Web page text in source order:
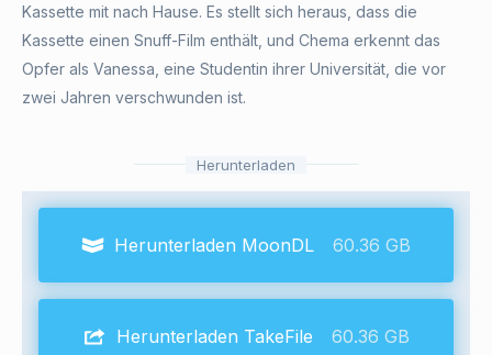
Kassette mit nach Hause. Es stellt sich heraus, dass die
Kassette einen Snuff-Film enthält, und Chema erkennt das
Opfer als Vanessa, eine Studentin ihrer Universität, die vor
zwei Jahren verschwunden ist.
Herunterladen
Herunterladen MoonDL 60.36 GB
Herunterladen TakeFile 60.36 GB